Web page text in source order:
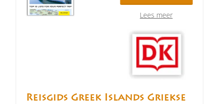
Lees meer
Reisgids Greek Islands Griekse